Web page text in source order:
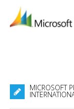
MICROSOFT